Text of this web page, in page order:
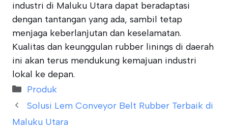
industri di Maluku Utara dapat beradaptasi
dengan tantangan yang ada, sambil tetap
menjaga keberlanjutan dan keselamatan.
Kualitas dan keunggulan rubber linings di daerah
ini akan terus mendukung kemajuan industri
lokal ke depan.
Categories
Produk
Solusi Lem Conveyor Belt Rubber Terbaik di
Maluku Utara